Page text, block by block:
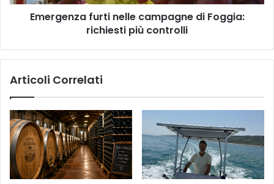
controlli
Emergenza furti nelle campagne di Foggia:
richiesti più controlli
Articoli Correlati